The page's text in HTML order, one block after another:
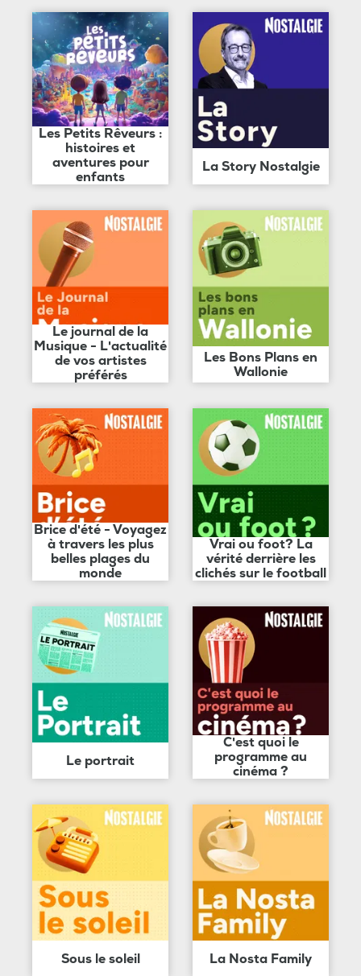
Les Petits Rêveurs :
histoires et
aventures pour
enfants
La Story Nostalgie
Le journal de la
Musique - L'actualité
de vos artistes
préférés
Les Bons Plans en
Wallonie
Brice d'été - Voyagez
à travers les plus
belles plages du
monde
Vrai ou foot? La
vérité derrière les
clichés sur le football
Le portrait
C'est quoi le
programme au
cinéma ?
Sous le soleil La Nosta Family